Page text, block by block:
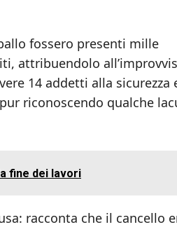
fossero presenti mille
attribuendolo
14 addetti alla sicurezza
riconoscendo qualche
fine dei lavori
racconta che il cancello